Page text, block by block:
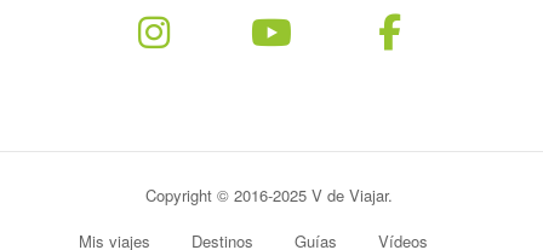
Copyright © 2016-2025 V de Viajar.
Mis viajes Destinos Guías Vídeos